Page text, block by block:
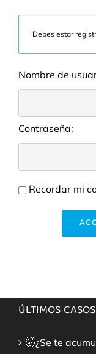
Debes estar
Nombre de
Contraseña:
Recordar mi
ÚLTIMOS CASOS
🤯¿Se te